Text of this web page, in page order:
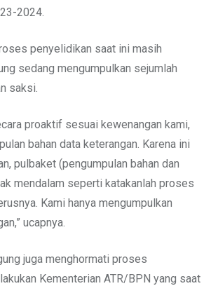
2024.
penyelidikan saat ini masih
sedang mengumpulkan sejumlah
saksi.
proaktif sesuai kewenangan kami,
bahan data keterangan. Karena ini
pulbaket (pengumpulan bahan dan
mendalam seperti katakanlah proses
Kami hanya mengumpulkan
ucapnya.
juga menghormati proses
Kementerian ATR/BPN yang saat